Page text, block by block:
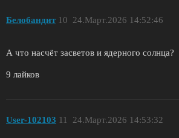
Белобандит 24.Март.2026 14:52:46
10
А что насчёт засветов и ядерного солнца?
9 лайков
User-102103 24.Март.2026 14:53:32
11